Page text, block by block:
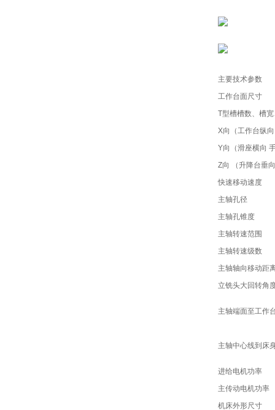
主要技术参数
工作台面尺寸
T型槽槽数、槽
X向（工作台纵
Y向（滑座横向
Z向 （升降台垂
快速移动速度
主轴孔径
主轴孔锥度
主轴转速范围
主轴转速级数
主轴轴向移动距
立铣头大回转角
主轴端面至工作
主轴中心线到床
进给电机功率
主传动电机功率
机床外形尺寸